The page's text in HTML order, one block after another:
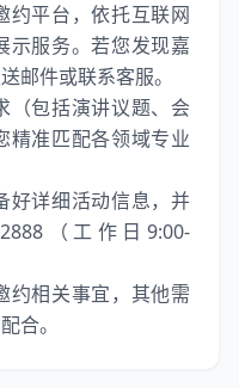
约平台，依托互联网
示服务。若您发现嘉
邮件或联系客服。
（包括演讲议题、会
精准匹配各领域专业
好详细活动信息，并
（工作日9:00-
约相关事宜，其他需
合。